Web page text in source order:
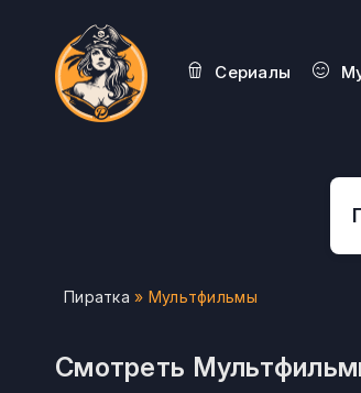
Сериалы
Пиратка » Мультфильмы
Смотреть